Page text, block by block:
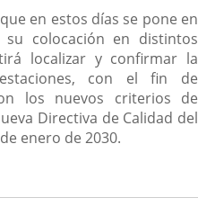
en estos días se pone en
colocación en distintos
localizar y confirmar la
con el fin de
los nuevos criterios de
Directiva de Calidad del
enero de 2030.